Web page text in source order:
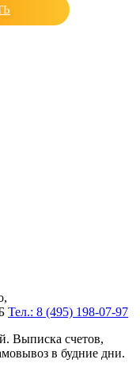
Тел.: 8 (495) 198-07-97
Выписка счетов,
в будние дни.